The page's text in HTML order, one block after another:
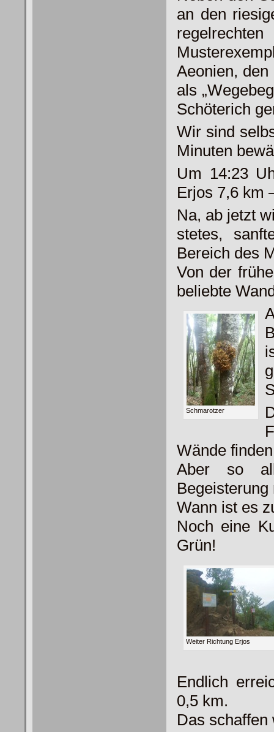
an den
Aeonien,
als
Schöterich
Wir sind
Minuten
Um 14:23
Erjos 7,6 km
Na, ab jetzt
stetes,
Bereich des
Von der
beliebte
Schmarotzer
Wände
Aber so
Begeisterung
Wann ist es
Noch eine
Grün!
Weiter Richtung Erjos
Endlich
0,5 km.
Das schaffen